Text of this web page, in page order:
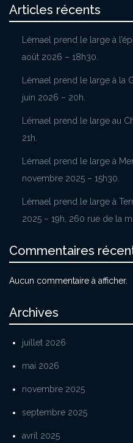
Articles récents
Lémael prend le large à
août 2026 – 18h30.
Lémael prend le large à la
juin 2026 – 20h.
Lémael prend le large au
21h.
Lémael prend le large à
novembre 2025 – 15h30.
Lémael prend le large à
2025 – 19h, 260 rue de la
Commentaires
Aucun commentaire à afficher.
Archives
juillet 2026
mai 2026
novembre 2025
septembre 2025
avril 2025